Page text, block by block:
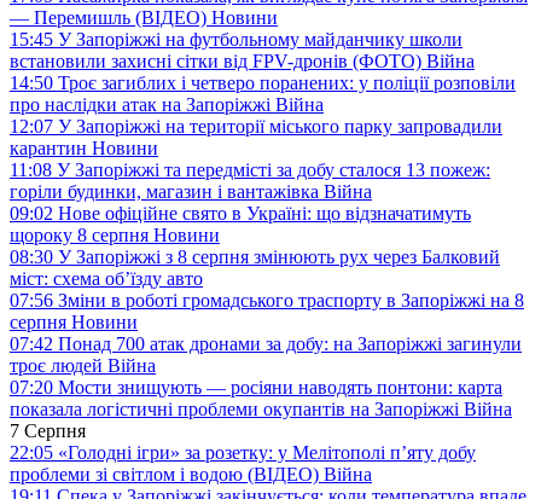
— Перемишль (ВІДЕО) Новини
15:45 У Запоріжжі на футбольному майданчику школи
встановили захисні сітки від FPV-дронів (ФОТО) Війна
14:50 Троє загиблих і четверо поранених: у поліції розповіли
про наслідки атак на Запоріжжі Війна
12:07 У Запоріжжі на території міського парку запровадили
карантин Новини
11:08 У Запоріжжі та передмісті за добу сталося 13 пожеж:
горіли будинки, магазин і вантажівка Війна
09:02 Нове офіційне свято в Україні: що відзначатимуть
щороку 8 серпня Новини
08:30 У Запоріжжі з 8 серпня змінюють рух через Балковий
міст: схема об’їзду авто
07:56 Зміни в роботі громадського траспорту в Запоріжжі на 8
серпня Новини
07:42 Понад 700 атак дронами за добу: на Запоріжжі загинули
троє людей Війна
07:20 Мости знищують — росіяни наводять понтони: карта
показала логістичні проблеми окупантів на Запоріжжі Війна
7 Серпня
22:05 «Голодні ігри» за розетку: у Мелітополі п’яту добу
проблеми зі світлом і водою (ВІДЕО) Війна